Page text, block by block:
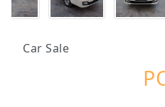
Car Sale